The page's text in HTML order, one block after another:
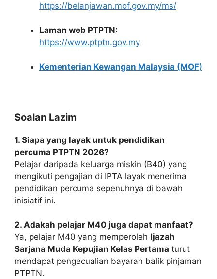
https://belanjawan.mof.gov.my/ms/
Laman web PTPTN:
https://www.ptptn.gov.my
Kementerian Kewangan Malaysia (MOF)
Soalan Lazim
1. Siapa yang layak untuk pendidikan
percuma PTPTN 2026?
Pelajar daripada keluarga miskin (B40) yang
mengikuti pengajian di IPTA layak menerima
pendidikan percuma sepenuhnya di bawah
inisiatif ini.
2. Adakah pelajar M40 juga dapat manfaat?
Ya, pelajar M40 yang memperoleh Ijazah
Sarjana Muda Kepujian Kelas Pertama turut
mendapat pengecualian bayaran balik pinjaman
PTPTN.